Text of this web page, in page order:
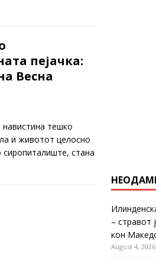
пејачка:
Весна
навистина тешко
и животот целосно
сиропиталиште, стана
– стравот
кон
August 4, 2026